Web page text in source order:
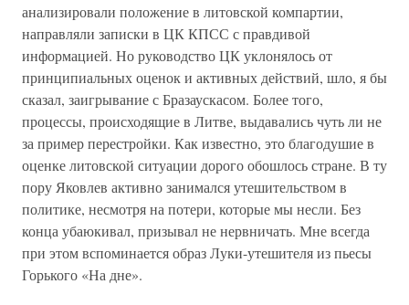
анализировали положение в литовской компартии,
направляли записки в ЦК КПСС с правдивой
информацией. Но руководство ЦК уклонялось от
принципиальных оценок и активных действий, шло, я бы
сказал, заигрывание с Бразаускасом. Более того,
процессы, происходящие в Литве, выдавались чуть ли не
за пример перестройки. Как известно, это благодушие в
оценке литовской ситуации дорого обошлось стране. В ту
пору Яковлев активно занимался утешительством в
политике, несмотря на потери, которые мы несли. Без
конца убаюкивал, призывал не нервничать. Мне всегда
при этом вспоминается образ Луки-утешителя из пьесы
Горького «На дне».